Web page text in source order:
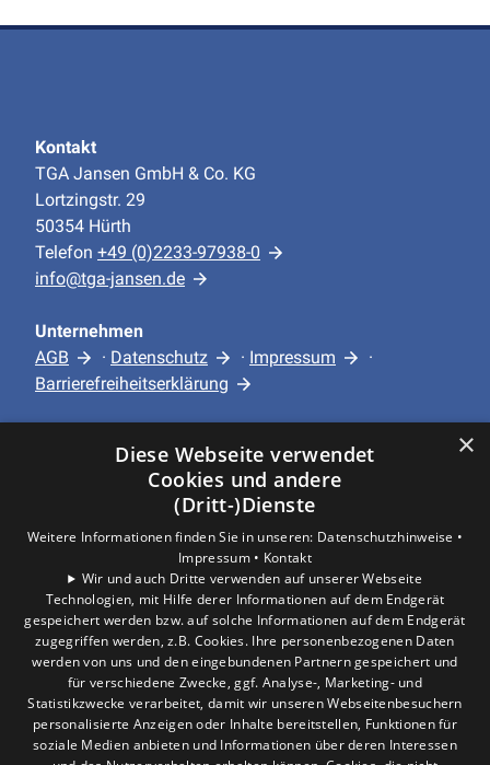
Kontakt
TGA Jansen GmbH & Co. KG
Lortzingstr. 29
50354 Hürth
Telefon +49 (0)2233-97938-0
info@tga-jansen.de
Unternehmen
AGB
· Datenschutz · Impressum
·
Barrierefreiheitserklärung
Leistungen
Standort
Hürth
×
Diese Webseite verwendet
Cookies und andere
(Dritt-)Dienste
Weitere Informationen finden Sie in unseren: Datenschutzhinweise •
Impressum • Kontakt
Wir und auch Dritte verwenden auf unserer Webseite
Technologien, mit Hilfe derer Informationen auf dem Endgerät
gespeichert werden bzw. auf solche Informationen auf dem Endgerät
zugegriffen werden, z.B. Cookies. Ihre personenbezogenen Daten
werden von uns und den eingebundenen Partnern gespeichert und
für verschiedene Zwecke, ggf. Analyse-, Marketing- und
Statistikzwecke verarbeitet, damit wir unseren Webseitenbesuchern
personalisierte Anzeigen oder Inhalte bereitstellen, Funktionen für
soziale Medien anbieten und Informationen über deren Interessen